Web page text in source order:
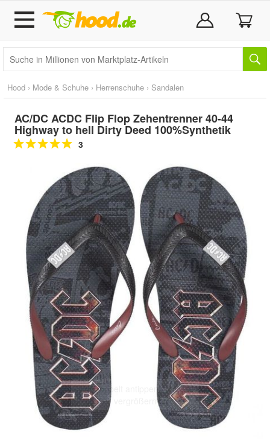
Hood › Mode & Schuhe › Herrenschuhe › Sandalen
AC/DC ACDC Flip Flop Zehentrenner 40-44
Highway to hell Dirty Deed 100%Synthetik
3
Doppelt antippen zum